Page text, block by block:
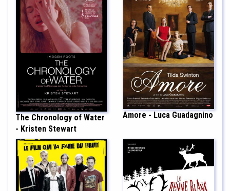
The Chronology of Water
- Kristen Stewart
Amore - Luca Guadagnino